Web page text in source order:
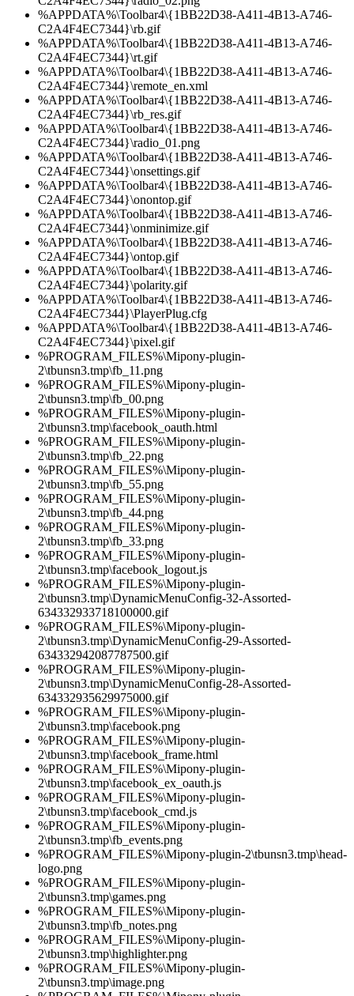
%APPDATA%\Toolbar4\{1BB22D38-A411-4B13-A746-
C2A4F4EC7344}\rb.gif
%APPDATA%\Toolbar4\{1BB22D38-A411-4B13-A746-
C2A4F4EC7344}\rt.gif
%APPDATA%\Toolbar4\{1BB22D38-A411-4B13-A746-
C2A4F4EC7344}\remote_en.xml
%APPDATA%\Toolbar4\{1BB22D38-A411-4B13-A746-
C2A4F4EC7344}\rb_res.gif
%APPDATA%\Toolbar4\{1BB22D38-A411-4B13-A746-
C2A4F4EC7344}\radio_01.png
%APPDATA%\Toolbar4\{1BB22D38-A411-4B13-A746-
C2A4F4EC7344}\onsettings.gif
%APPDATA%\Toolbar4\{1BB22D38-A411-4B13-A746-
C2A4F4EC7344}\onontop.gif
%APPDATA%\Toolbar4\{1BB22D38-A411-4B13-A746-
C2A4F4EC7344}\onminimize.gif
%APPDATA%\Toolbar4\{1BB22D38-A411-4B13-A746-
C2A4F4EC7344}\ontop.gif
%APPDATA%\Toolbar4\{1BB22D38-A411-4B13-A746-
C2A4F4EC7344}\polarity.gif
%APPDATA%\Toolbar4\{1BB22D38-A411-4B13-A746-
C2A4F4EC7344}\PlayerPlug.cfg
%APPDATA%\Toolbar4\{1BB22D38-A411-4B13-A746-
C2A4F4EC7344}\pixel.gif
%PROGRAM_FILES%\Mipony-plugin-
2\tbunsn3.tmp\fb_11.png
%PROGRAM_FILES%\Mipony-plugin-
2\tbunsn3.tmp\fb_00.png
%PROGRAM_FILES%\Mipony-plugin-
2\tbunsn3.tmp\facebook_oauth.html
%PROGRAM_FILES%\Mipony-plugin-
2\tbunsn3.tmp\fb_22.png
%PROGRAM_FILES%\Mipony-plugin-
2\tbunsn3.tmp\fb_55.png
%PROGRAM_FILES%\Mipony-plugin-
2\tbunsn3.tmp\fb_44.png
%PROGRAM_FILES%\Mipony-plugin-
2\tbunsn3.tmp\fb_33.png
%PROGRAM_FILES%\Mipony-plugin-
2\tbunsn3.tmp\facebook_logout.js
%PROGRAM_FILES%\Mipony-plugin-
2\tbunsn3.tmp\DynamicMenuConfig-32-Assorted-
634332933718100000.gif
%PROGRAM_FILES%\Mipony-plugin-
2\tbunsn3.tmp\DynamicMenuConfig-29-Assorted-
634332942087787500.gif
%PROGRAM_FILES%\Mipony-plugin-
2\tbunsn3.tmp\DynamicMenuConfig-28-Assorted-
634332935629975000.gif
%PROGRAM_FILES%\Mipony-plugin-
2\tbunsn3.tmp\facebook.png
%PROGRAM_FILES%\Mipony-plugin-
2\tbunsn3.tmp\facebook_frame.html
%PROGRAM_FILES%\Mipony-plugin-
2\tbunsn3.tmp\facebook_ex_oauth.js
%PROGRAM_FILES%\Mipony-plugin-
2\tbunsn3.tmp\facebook_cmd.js
%PROGRAM_FILES%\Mipony-plugin-
2\tbunsn3.tmp\fb_events.png
%PROGRAM_FILES%\Mipony-plugin-2\tbunsn3.tmp\head-
logo.png
%PROGRAM_FILES%\Mipony-plugin-
2\tbunsn3.tmp\games.png
%PROGRAM_FILES%\Mipony-plugin-
2\tbunsn3.tmp\fb_notes.png
%PROGRAM_FILES%\Mipony-plugin-
2\tbunsn3.tmp\highlighter.png
%PROGRAM_FILES%\Mipony-plugin-
2\tbunsn3.tmp\image.png